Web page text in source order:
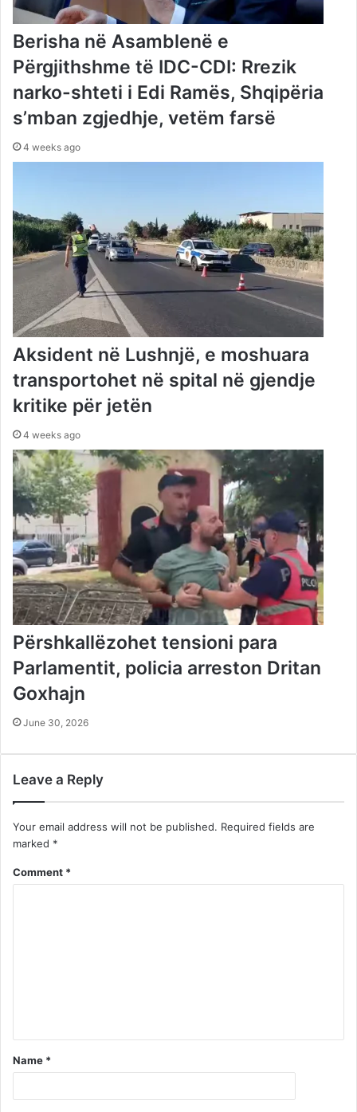
Berisha në Asamblenë e
Përgjithshme të IDC-CDI: Rrezik
narko-shteti i Edi Ramës, Shqipëria
s’mban zgjedhje, vetëm farsë
4 weeks ago
Aksident në Lushnjë, e moshuara
transportohet në spital në gjendje
kritike për jetën
4 weeks ago
Përshkallëzohet tensioni para
Parlamentit, policia arreston Dritan
Goxhajn
June 30, 2026
Leave a Reply
Your email address will not be published. Required fields are
marked *
Comment *
Name *